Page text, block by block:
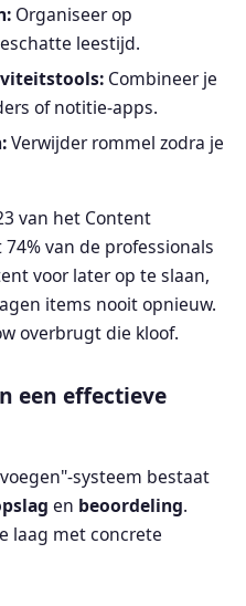
Organiseer op
leestijd.
Combineer je
of notitie-apps.
Verwijder rommel zodra je
van het Content
van de professionals
voor later op te slaan,
items nooit opnieuw.
overbrugt die kloof.
een effectieve
systeem bestaat
en beoordeling.
laag met concrete